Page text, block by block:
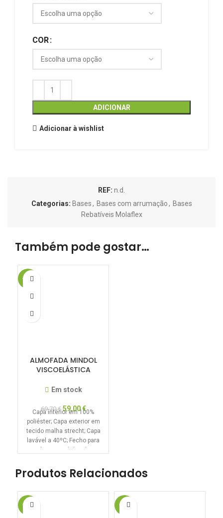
COR
ADICIONAR
Adicionar à wishlist
REF: n.d.
Categorias: Bases, Bases com arrumação, Bases
Rebatíveis Molaflex
Também pode gostar…
-15%
ALMOFADA MINDOL
VISCOELÁSTICA
Em stock
69,70€ 59,00€
Capa interior em 100%
poliéster; Capa exterior em
tecido malha strecht; Capa
lavável a 40ºC; Fecho para
abertura; Núcleo de
Produtos Relacionados
-15% -15%